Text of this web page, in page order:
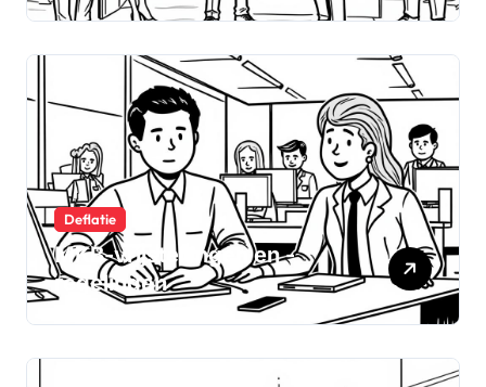
Deflatie
MKB-vrijstellingen en -
regelingen